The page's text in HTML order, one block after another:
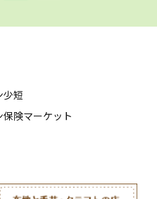
少短
険マーケット